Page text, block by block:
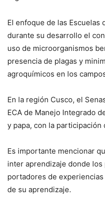
El enfoque de las Escuelas
durante su desarrollo el
uso de microorganismos
presencia de plagas y
agroquímicos en los
En la región Cusco, el
ECA de Manejo Integrado
y papa, con la
Es importante mencionar
inter aprendizaje donde
portadores de
de su aprendizaje.